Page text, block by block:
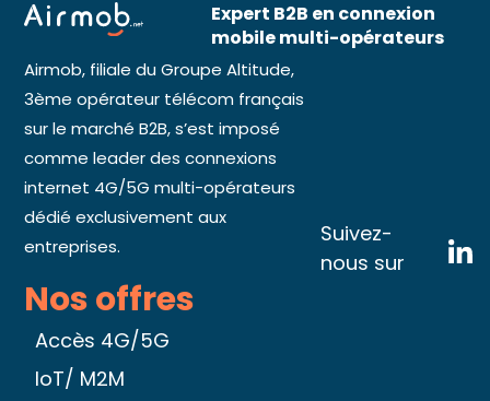
Expert B2B en connexion
mobile multi-opérateurs
Airmob, filiale du Groupe Altitude,
3ème opérateur télécom français
sur le marché B2B, s’est imposé
comme leader des connexions
internet 4G/5G multi-opérateurs
dédié exclusivement aux
entreprises.
Suivez-
nous sur
Nos offres
Accès 4G/5G
IoT/ M2M